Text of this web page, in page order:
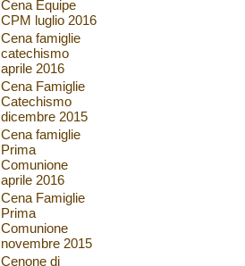
Cena Equipe
CPM luglio 2016
Cena famiglie
catechismo
aprile 2016
Cena Famiglie
Catechismo
dicembre 2015
Cena famiglie
Prima
Comunione
aprile 2016
Cena Famiglie
Prima
Comunione
novembre 2015
Cenone di